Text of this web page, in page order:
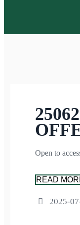
Open to
READ
2025-